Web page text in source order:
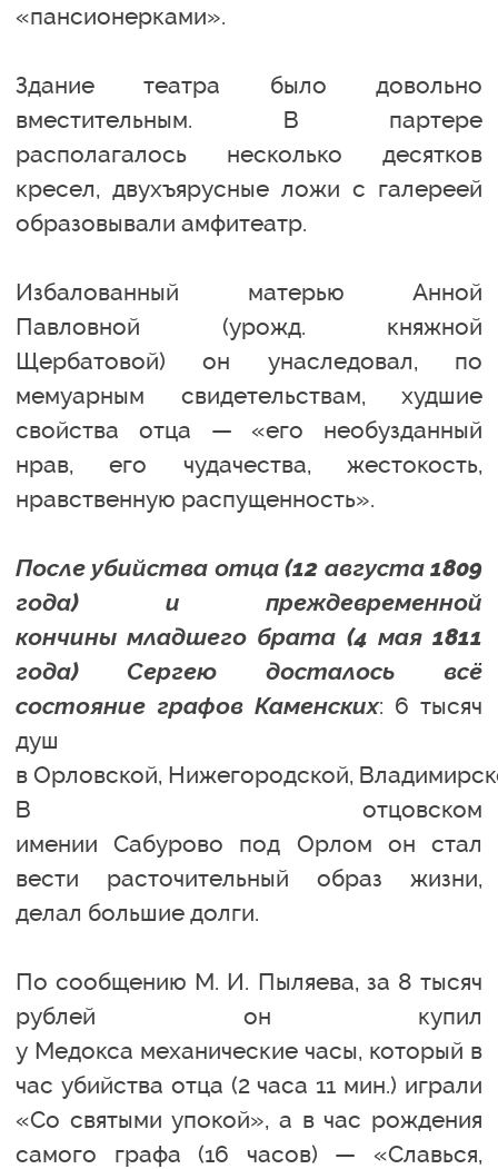
«пансионерками».
Здание театра было довольно
вместительным. В партере
располагалось несколько десятков
кресел, двухъярусные ложи с галереей
образовывали амфитеатр.
Избалованный матерью Анной
Павловной (урожд. княжной
Щербатовой) он унаследовал, по
мемуарным свидетельствам, худшие
свойства отца — «его необузданный
нрав, его чудачества, жестокость,
нравственную распущенность».
После убийства отца (12 августа 1809
года) и преждевременной
кончины младшего брата (4 мая 1811
года) Сергею досталось всё
состояние графов Каменских: 6 тысяч
душ
в Орловской, Нижегородской,
В отцовском
имении Сабурово под Орлом он стал
вести расточительный образ жизни,
делал большие долги.
По сообщению М. И. Пыляева, за 8 тысяч
рублей он купил
у Медокса механические часы, который в
час убийства отца (2 часа 11 мин.) играли
«Со святыми упокой», а в час рождения
самого графа (16 часов) — «Славься,